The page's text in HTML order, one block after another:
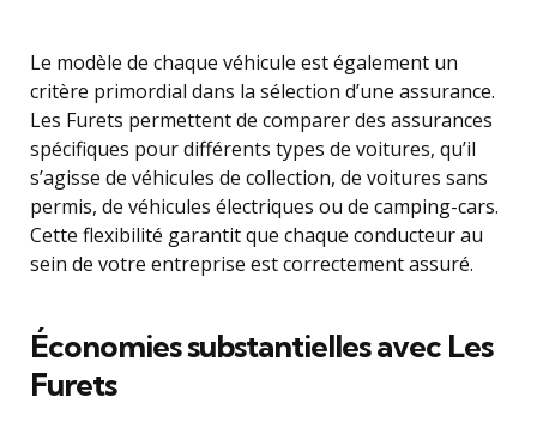
Le modèle de chaque véhicule est également un
critère primordial dans la sélection d’une assurance.
Les Furets permettent de comparer des assurances
spécifiques pour différents types de voitures, qu’il
s’agisse de véhicules de collection, de voitures sans
permis, de véhicules électriques ou de camping-cars.
Cette flexibilité garantit que chaque conducteur au
sein de votre entreprise est correctement assuré.
Économies substantielles avec Les
Furets